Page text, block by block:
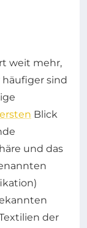
weit mehr,
häufiger sind
ersten Blick
und das
der